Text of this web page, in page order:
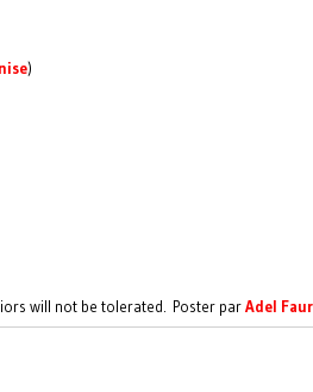
)
will not be tolerated. Poster parAdel